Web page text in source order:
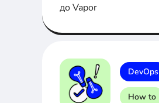
до Vapor
DevOps
How to